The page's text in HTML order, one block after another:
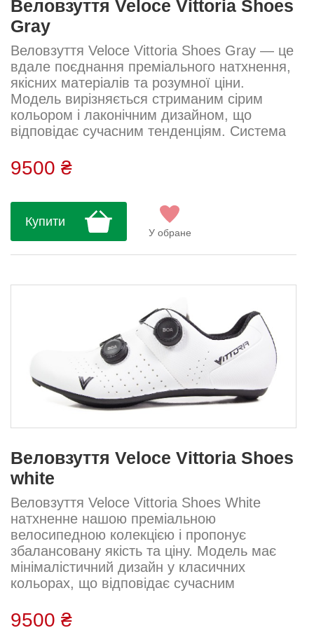
Веловзуття Veloce Vittoria Shoes
Gray
Веловзуття Veloce Vittoria Shoes Gray — це
вдале поєднання преміального натхнення,
якісних матеріалів та розумної ціни.
Модель вирізняється стриманим сірим
кольором і лаконічним дизайном, що
відповідає сучасним тенденціям. Система
забезпечує ідеальну посадку, а підошва з
вуглецевого композиту — оптимальну
Верх виготовлений із перфорованого
поліуретану, що надає взуттю м’якості,
вентиляції та зносостійкості. Для додатко...
9500 ₴
Купити
У обране
Веловзуття Veloce Vittoria Shoes
white
Веловзуття Veloce Vittoria Shoes White
натхненне нашою преміальною
велосипедною колекцією і пропонує
збалансовану якість та ціну. Модель має
мінімалістичний дизайн у класичних
кольорах, що відповідає сучасним
подвійним регулятором L6 і підошва
9500 ₴